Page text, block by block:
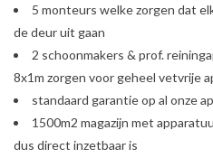
5 monteurs welke zorgen dat
de deur uit gaan
2 schoonmakers & prof.
8x1m zorgen voor geheel vetvrije
standaard garantie op al onze
1500m2 magazijn met
dus direct inzetbaar is